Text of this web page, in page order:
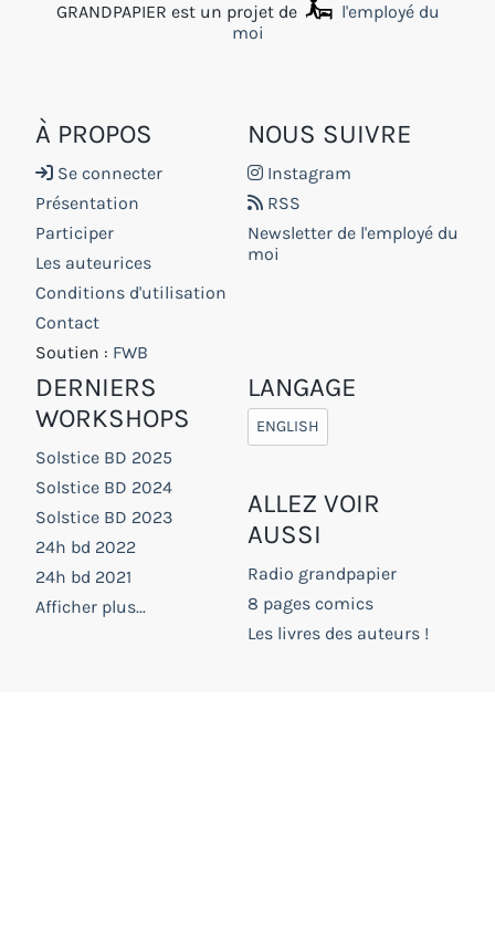
GRANDPAPIER est un projet de
l'employé du
moi
À PROPOS
Se connecter
Présentation
Participer
Les auteurices
Conditions d'utilisation
Contact
Soutien : FWB
NOUS SUIVRE
Instagram
RSS
Newsletter de l'employé du
moi
DERNIERS
WORKSHOPS
Solstice BD 2025
Solstice BD 2024
Solstice BD 2023
24h bd 2022
24h bd 2021
Afficher plus...
LANGAGE
ENGLISH
ALLEZ VOIR
AUSSI
Radio grandpapier
8 pages comics
Les livres des auteurs !